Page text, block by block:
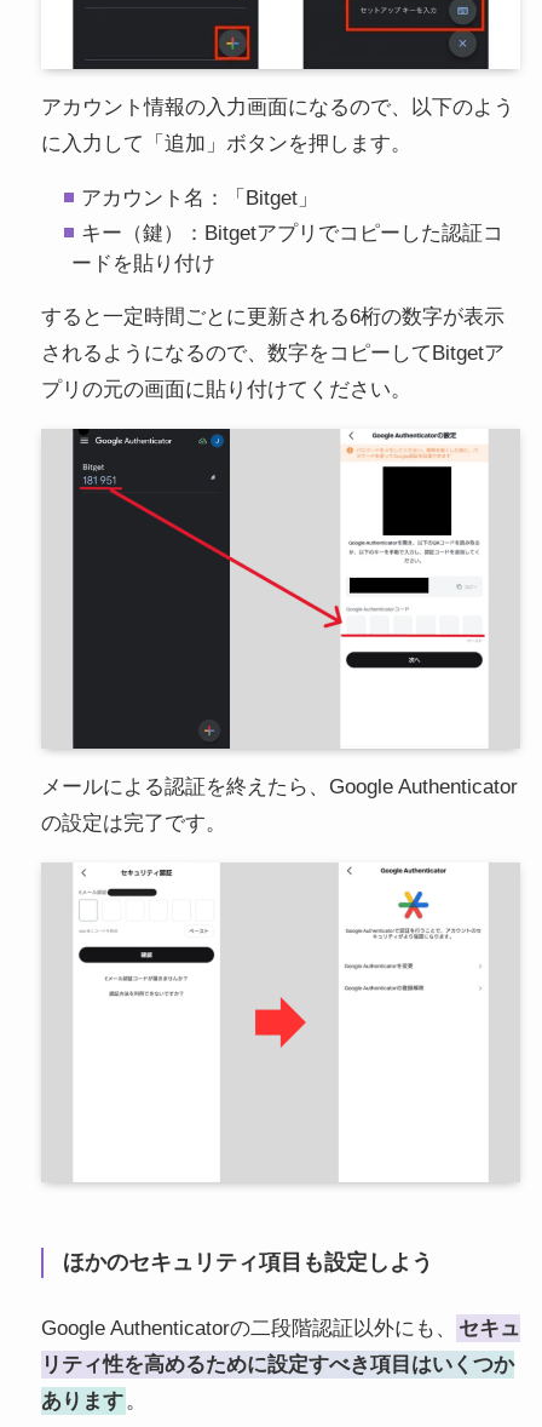
アカウント情報の入力画面になるので、以下のよう
に入力して「追加」ボタンを押します。
アカウント名：「Bitget」
キー（鍵）：Bitgetアプリでコピーした認証コ
ードを貼り付け
すると一定時間ごとに更新される6桁の数字が表示
されるようになるので、数字をコピーしてBitgetア
プリの元の画面に貼り付けてください。
メールによる認証を終えたら、Google Authenticator
の設定は完了です。
ほかのセキュリティ項目も設定しよう
Google Authenticatorの二段階認証以外にも、
セキュ
リティ性を高めるために設定すべき項目はいくつか
あります。